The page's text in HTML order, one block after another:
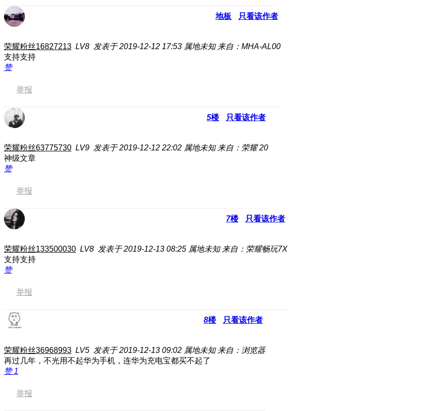
地板 只看该作者
荣耀粉丝16827213 LV8 发表于 2019-12-12 17:53 属地未知 来自：MHA-AL00
支持支持
赞
举报
5楼 只看该作者
荣耀粉丝63775730 LV9 发表于 2019-12-12 22:02 属地未知 来自：荣耀 20
神级文章
赞
举报
7楼 只看该作者
荣耀粉丝133500030 LV8 发表于 2019-12-13 08:25 属地未知 来自：荣耀畅玩7X
支持支持
赞
举报
8楼 只看该作者
荣耀粉丝36968993 LV5 发表于 2019-12-13 09:02 属地未知 来自：浏览器
再过几年，不光用不起华为手机，连华为充电宝都买不起了
赞1
举报